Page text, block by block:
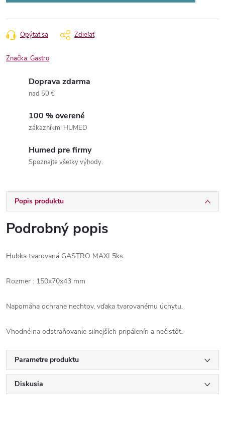
Opýtať sa Zdieľať
Značka:Gastro
Doprava zdarma
nad 50 €
100 % overené
zákazníkmi HUMED
Humed pre firmy
Spoznajte všetky výhody.
Popis produktu
Podrobný popis
Hubka tvarovaná GASTRO MAXI 5ks
Rozmer : 150x70x43 mm
Napomáha ochrane nechtov, vďaka tvarovanému úchytu.
Vhodné na odstraňovanie silnejších pripálenín a nečistôt.
Parametre produktu
Diskusia